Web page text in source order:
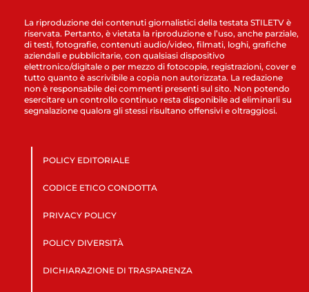
La riproduzione dei contenuti giornalistici della testata STILETV è
riservata. Pertanto, è vietata la riproduzione e l’uso, anche parziale,
di testi, fotografie, contenuti audio/video, filmati, loghi, grafiche
aziendali e pubblicitarie, con qualsiasi dispositivo
elettronico/digitale o per mezzo di fotocopie, registrazioni, cover e
tutto quanto è ascrivibile a copia non autorizzata. La redazione
non è responsabile dei commenti presenti sul sito. Non potendo
esercitare un controllo continuo resta disponibile ad eliminarli su
segnalazione qualora gli stessi risultano offensivi e oltraggiosi.
POLICY EDITORIALE
CODICE ETICO CONDOTTA
PRIVACY POLICY
POLICY DIVERSITÀ
DICHIARAZIONE DI TRASPARENZA